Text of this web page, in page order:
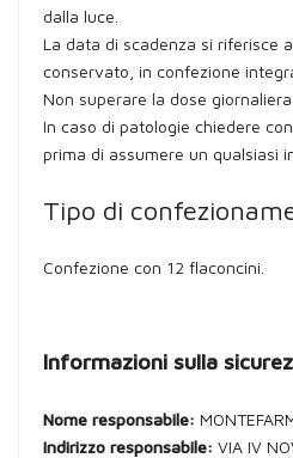
dalla luce.
La data di scadenza si riferisce
conservato, in confezione
Non superare la dose
In caso di patologie chiedere
prima di assumere un qualsiasi
Tipo di
Confezione con 12 flaconcini.
Informazioni sulla
Nome responsabile:
Indirizzo responsabile: VIA IV